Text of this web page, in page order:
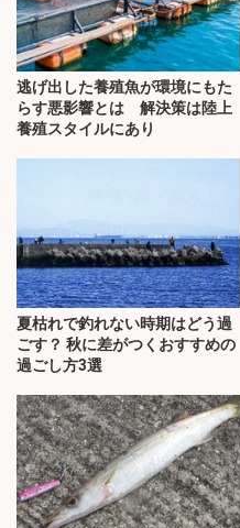
逃げ出した養殖魚が環境にもた
らす悪影響とは 解決策は陸上
養殖スタイルにあり
夏枯れで釣れない時期はどう過
ごす？ 秋に差がつくおすすめの
過ごし方3選